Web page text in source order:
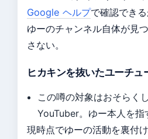
Google ヘルプで確認できる
ゆーのチャンネル自体が見
さない。
ヒカキンを抜いたユーチュ
この噂の対象はおそらく
YouTuber。ゆー本人を指
現時点でゆーの活動を裏付